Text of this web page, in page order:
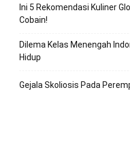
Ini 5 Rekomendasi Kuliner
Cobain!
Dilema Kelas Menengah
Hidup
Gejala Skoliosis Pada